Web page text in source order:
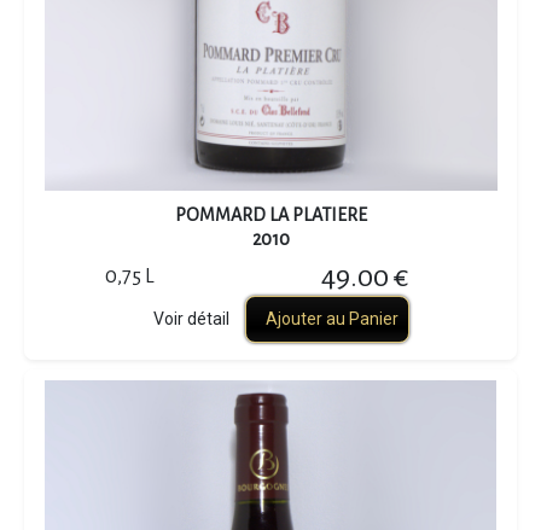
POMMARD LA PLATIERE
2010
0,75 L 49.00 €
Voir détail Ajouter au Panier